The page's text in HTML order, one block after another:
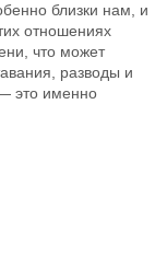
близки нам, и
отношениях
что может
разводы и
это именно